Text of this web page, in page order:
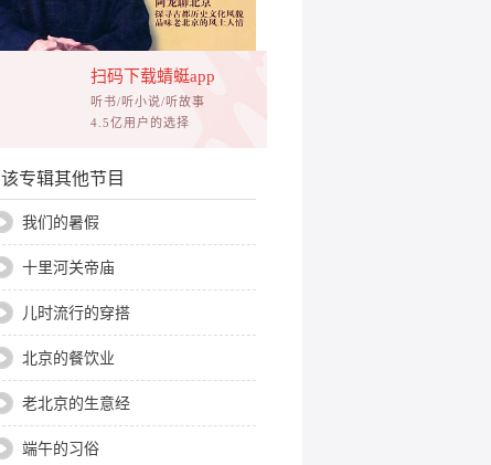
扫码下载蜻蜓app
听书/听小说/听故事
4.5亿用户的选择
该专辑其他节目
我们的暑假
十里河关帝庙
儿时流行的穿搭
北京的餐饮业
老北京的生意经
端午的习俗